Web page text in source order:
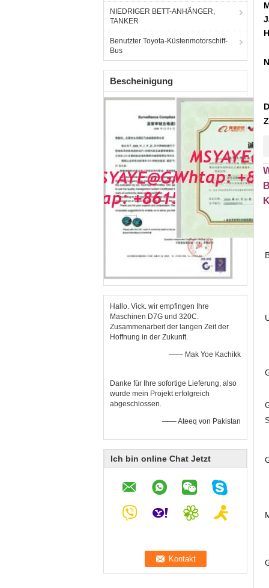
NIEDRIGER BETT-ANHÄNGER,
TANKER
Benutzter Toyota-Küstenmotorschiff-
Bus
Bescheinigung
Hallo. Vick. wir empfingen Ihre
Maschinen D7G und 320C.
Zusammenarbeit der langen Zeit der
Hoffnung in der Zukunft.
—— Mak Yoe Kachikk
Danke für Ihre sofortige Lieferung, also
wurde mein Projekt erfolgreich
abgeschlossen.
—— Ateeq von Pakistan
Ich bin online Chat Jetzt